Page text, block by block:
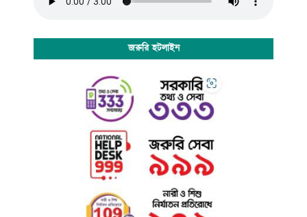
জরুরি হটলাইন